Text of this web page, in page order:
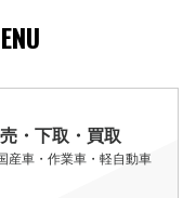
・下取・買取
産車・作業車・軽自動車